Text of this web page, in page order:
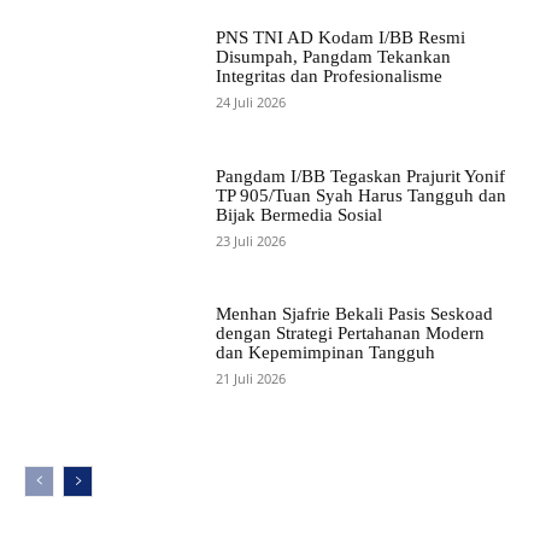
PNS TNI AD Kodam I/BB Resmi
Disumpah, Pangdam Tekankan
Integritas dan Profesionalisme
24 Juli 2026
Pangdam I/BB Tegaskan Prajurit Yonif
TP 905/Tuan Syah Harus Tangguh dan
Bijak Bermedia Sosial
23 Juli 2026
Menhan Sjafrie Bekali Pasis Seskoad
dengan Strategi Pertahanan Modern
dan Kepemimpinan Tangguh
21 Juli 2026